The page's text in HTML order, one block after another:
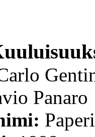
Panaro